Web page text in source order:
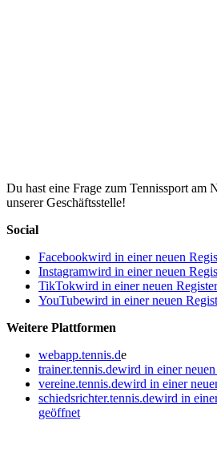
Du hast eine Frage zum Tennissport am
unserer Geschäftsstelle!
Social
Facebookwird in einer neuen
Instagramwird in einer neuen
TikTokwird in einer neuen
YouTubewird in einer neuen
Weitere Plattformen
webapp.tennis.de
trainer.tennis.dewird in einer
vereine.tennis.dewird in einer
schiedsrichter.tennis.dewird in
geöffnet